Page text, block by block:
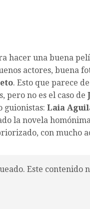
hacer una buena
actores, buena
. Esto que parece
pero no es el caso de
guionistas: Laia
la novela
con mucho
Este contenido